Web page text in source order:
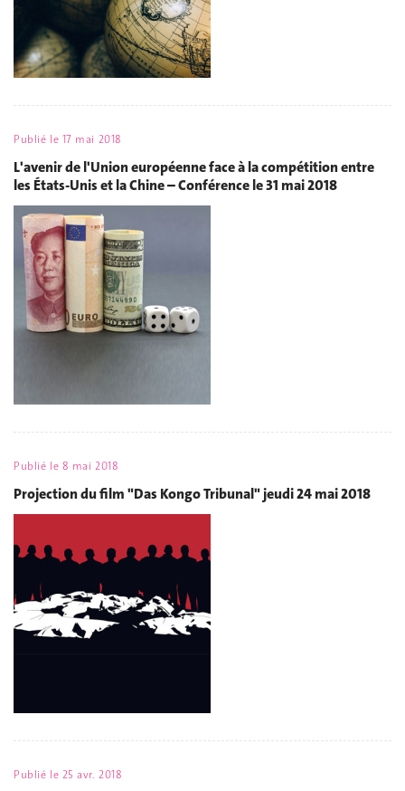
Publié le 17 mai 2018
L'avenir de l'Union européenne face à la compétition entre
les États-Unis et la Chine – Conférence le 31 mai 2018
Publié le 8 mai 2018
Projection du film "Das Kongo Tribunal" jeudi 24 mai 2018
Publié le 25 avr. 2018